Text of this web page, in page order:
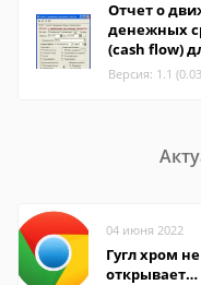
Отчет о
денежных
(cash flow)
Версия: 1.1
04 июня 2022
Гугл хром не
открывает